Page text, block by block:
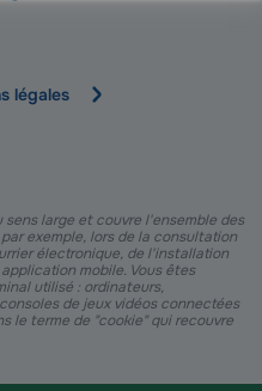
légales
large et couvre l'ensemble des
exemple, lors de la consultation
électronique, de l'installation
mobile. Vous êtes
utilisé : ordinateurs,
de jeux vidéos connectées
le terme de "cookie" qui recouvre